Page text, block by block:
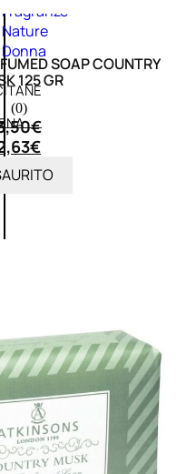
Fragranze
Nature
Donna
PROMO
SOAP COUNTRY
125 GR
(0)
€
€